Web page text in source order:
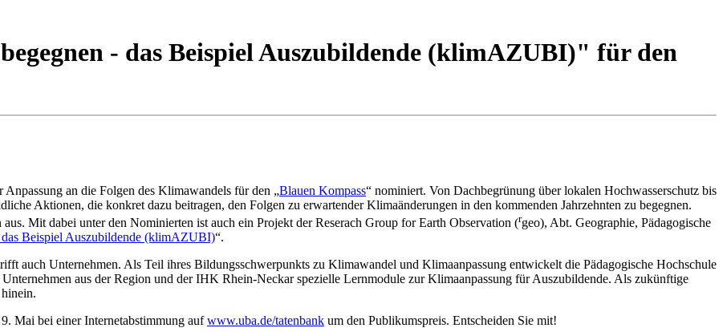
- das Beispiel Auszubildende (klimAZUBI)" für den
an die Folgen des Klimawandels für den „Blauen Kompass“ nominiert. Von Dachbegrünung über lokalen Hochwasserschutz bis
Aktionen, die konkret dazu beitragen, den Folgen zu erwartender Klimaänderungen in den kommenden Jahrzehnten zu begegnen.
Mit dabei unter den Nominierten ist auch ein Projekt der Reserach Group for Earth Observation (rgeo), Abt. Geographie, Pädagogische
Beispiel Auszubildende (klimAZUBI)“.
auch Unternehmen. Als Teil ihres Bildungsschwerpunkts zu Klimawandel und Klimaanpassung entwickelt die Pädagogische Hochschule
aus der Region und der IHK Rhein-Neckar spezielle Lernmodule zur Klimaanpassung für Auszubildende. Als zukünftige
Mai bei einer Internetabstimmung aufwww.uba.de/tatenbank um den Publikumspreis. Entscheiden Sie mit!